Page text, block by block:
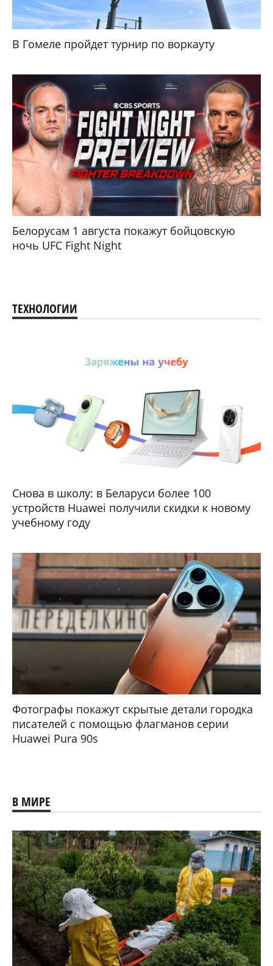
В Гомеле пройдет турнир по воркауту
Белорусам 1 августа покажут бойцовскую
ночь UFC Fight Night
ТЕХНОЛОГИИ
Снова в школу: в Беларуси более 100
устройств Huawei получили скидки к новому
учебному году
Фотографы покажут скрытые детали городка
писателей с помощью флагманов серии
Huawei Pura 90s
В МИРЕ